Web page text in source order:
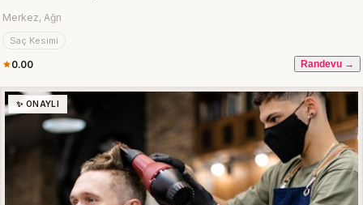
Merkez, Ağrı
Saç Kesimi
0.00 Randevu →
✨ ONAYLI